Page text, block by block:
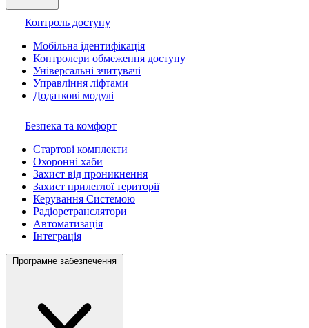
Контроль доступу
Мобільна ідентифікація
Контролери обмеження доступу
Універсальні зчитувачі
Управління ліфтами
Додаткові модулі
Безпека та комфорт
Стартові комплекти
Охоронні хаби
Захист від проникнення
Захист прилеглої території
Керування Системою
Радіоретранслятори
Автоматизація
Інтеграція
Програмне забезпечення